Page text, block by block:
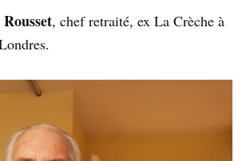
, chef retraité, ex La Crèche à